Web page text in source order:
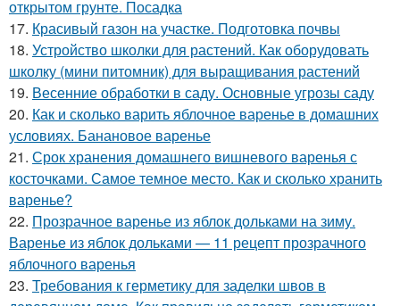
открытом грунте. Посадка
17. Красивый газон на участке. Подготовка почвы
18. Устройство школки для растений. Как оборудовать
школку (мини питомник) для выращивания растений
19. Весенние обработки в саду. Основные угрозы саду
20. Как и сколько варить яблочное варенье в домашних
условиях. Банановое варенье
21. Срок хранения домашнего вишневого варенья с
косточками. Самое темное место. Как и сколько хранить
варенье?
22. Прозрачное варенье из яблок дольками на зиму.
Варенье из яблок дольками — 11 рецепт прозрачного
яблочного варенья
23. Требования к герметику для заделки швов в